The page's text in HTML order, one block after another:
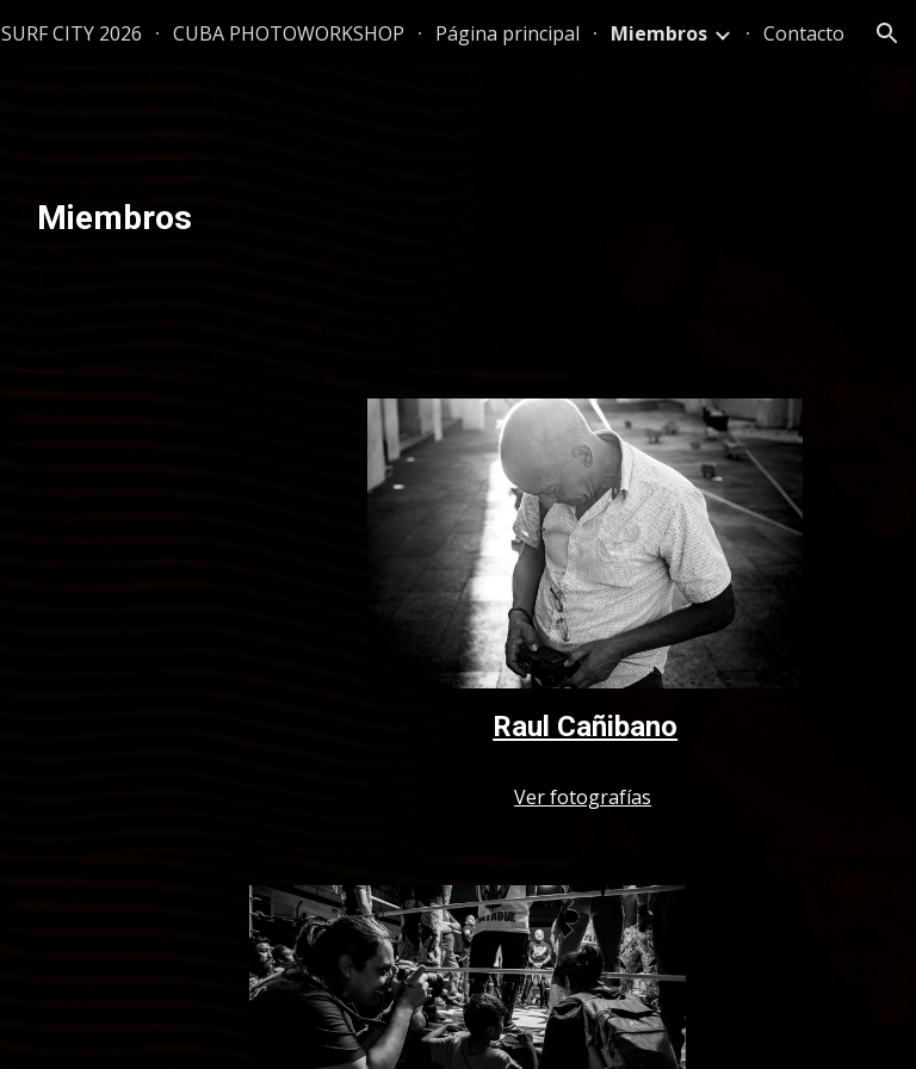
Skip to navigation
SURF CITY 2026 CUBA PHOTOWORKSHOP Página principal Miembros Contacto
Miembros
Raul Cañibano
Ver fotografías